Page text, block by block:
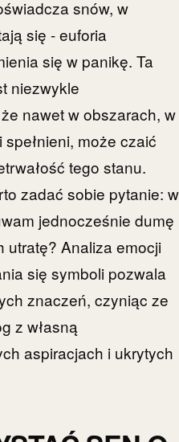
snów, w
się - euforia
się w panikę. Ta
niezwykle
nawet w obszarach, w
może czaić
tego stanu.
zadać sobie pytanie: w
jednocześnie dumę
utratę? Analiza emocji
się symboli pozwala
znaczeń, czyniąc ze
z własną
aspiracjach i ukrytych